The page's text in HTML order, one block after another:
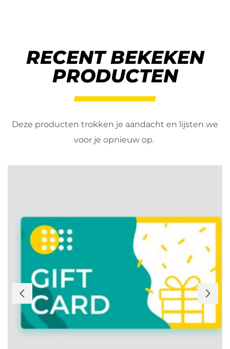
RECENT BEKEKEN
PRODUCTEN
Deze producten trokken je aandacht en lijsten we
voor je opnieuw op.